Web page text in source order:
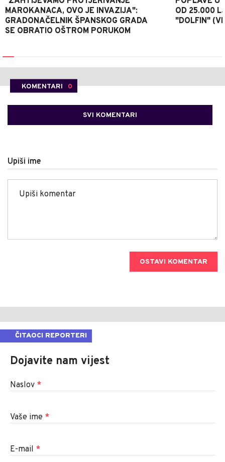
MAROKANACA, OVO JE INVAZIJA":
GRADONAČELNIK ŠPANSKOG GRADA
SE OBRATIO OŠTROM PORUKOM
OD 25.000
"DOLFIN"
KOMENTARI 0
SVI KOMENTARI
Upiši ime
OSTAVI KOMENTAR
ČITAOCI REPORTERI
Dojavite nam vijest
Naslov *
Vaše ime *
E-mail *